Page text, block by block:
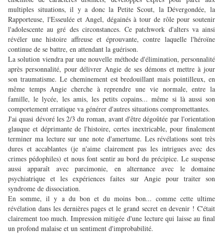
multiples situations, il y a donc la Petite Scout, la Dévergondée, la
Rapporteuse, l'Esseulée et Angel, dégainés à tour de rôle pour soutenir
l'adolescente au gré des circonstances. Ce patchwork d'alters va ainsi
révéler une histoire affreuse et éprouvante, contre laquelle l'héroïne
continue de se battre, en attendant la guérison.
La solution viendra par une nouvelle méthode d'élimination, personnalité
après personnalité, pour délivrer Angie de ses démons et mettre à jour
son traumatisme. Le cheminement est bredouillant mais pointilleux, en
même temps Angie cherche à reprendre une vie normale, entre la
famille, le lycée, les amis, les petits copains... même si là aussi son
comportement erratique va générer d'autres situations compromettantes.
J'ai quasi dévoré les 2/3 du roman, avant d'être dégoûtée par l'orientation
glauque et déprimante de l'histoire, certes inextricable, pour finalement
terminer ma lecture sur une note d'amertume. Les révélations sont très
dures et accablantes (je n'aime clairement pas les intrigues avec des
crimes pédophiles) et nous font sentir au bord du précipice. Le suspense
aussi apparaît avec parcimonie, en alternance avec le domaine
psychiatrique et les expériences faites sur Angie pour traiter son
syndrome de dissociation.
En somme, il y a du bon et du moins bon... comme cette ultime
révélation dans les dernières pages et le grand secret en devenir ! C'était
clairement too much. Impression mitigée d'une lecture qui laisse au final
un profond malaise et un sentiment d'improbabilité.